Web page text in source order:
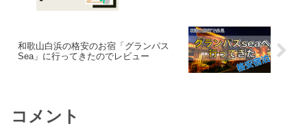
和歌山白浜の格安のお宿「グランパス
Sea」に行ってきたのでレビュー
コメント